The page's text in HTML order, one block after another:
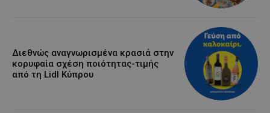
Διεθνώς αναγνωρισμένα κρασιά στην
κορυφαία σχέση ποιότητας-τιμής
από τη Lidl Κύπρου